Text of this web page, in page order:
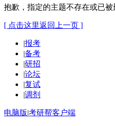
抱歉，指定的主题不存在或已
[ 点击这里返回上一页 ]
|报考
|备考
|研招
|论坛
|复试
|调剂
电脑版|考研帮客户端